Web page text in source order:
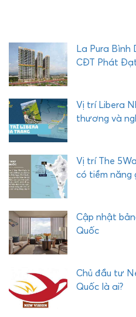
La Pura Bình
CĐT Phát
Vị trí Libera
thương và
Vị trí The
có tiềm năng
Cập nhật
Quốc
Chủ đầu tư
Quốc là ai?